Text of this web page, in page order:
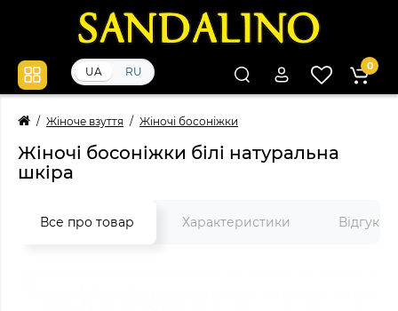
UA RU 0
Жіноче взуття Жіночі босоніжки
Жіночі босоніжки білі натуральна
шкіра
Все про товар Характеристики Відгуки